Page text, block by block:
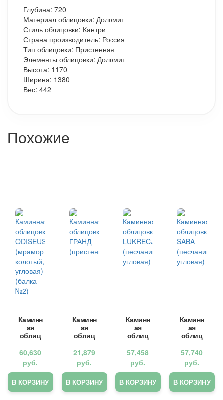
Глубина: 720
Материал облицовки: Доломит
Стиль облицовки: Кантри
Страна производитель: Россия
Тип облицовки: Пристенная
Элементы облицовки: Доломит
Высота: 1170
Ширина: 1380
Вес: 442
Похожие
Каминн
ая
облиц
ODISEU
SZ
(мрамо
р
колоты
й,
60,630
руб.
В КОРЗИНУ
Каминн
ая
облиц
ГРАНД
(прист
енная)
21,879
руб.
В КОРЗИНУ
Каминн
ая
облиц
LUKRE
CJA
(песчан
ик,
углова
я)
57,458
руб.
В КОРЗИНУ
Каминн
ая
облиц
SABA
(песчан
ик,
углова
я)
57,740
руб.
В КОРЗИНУ